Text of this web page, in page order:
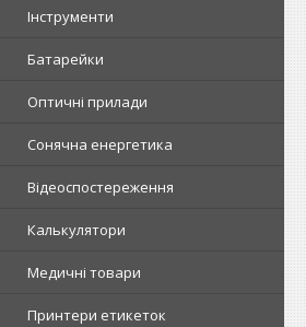
Інструменти
Батарейки
Оптичні прилади
Сонячна енергетика
Відеоспостереження
Калькулятори
Медичні товари
Принтери етикеток